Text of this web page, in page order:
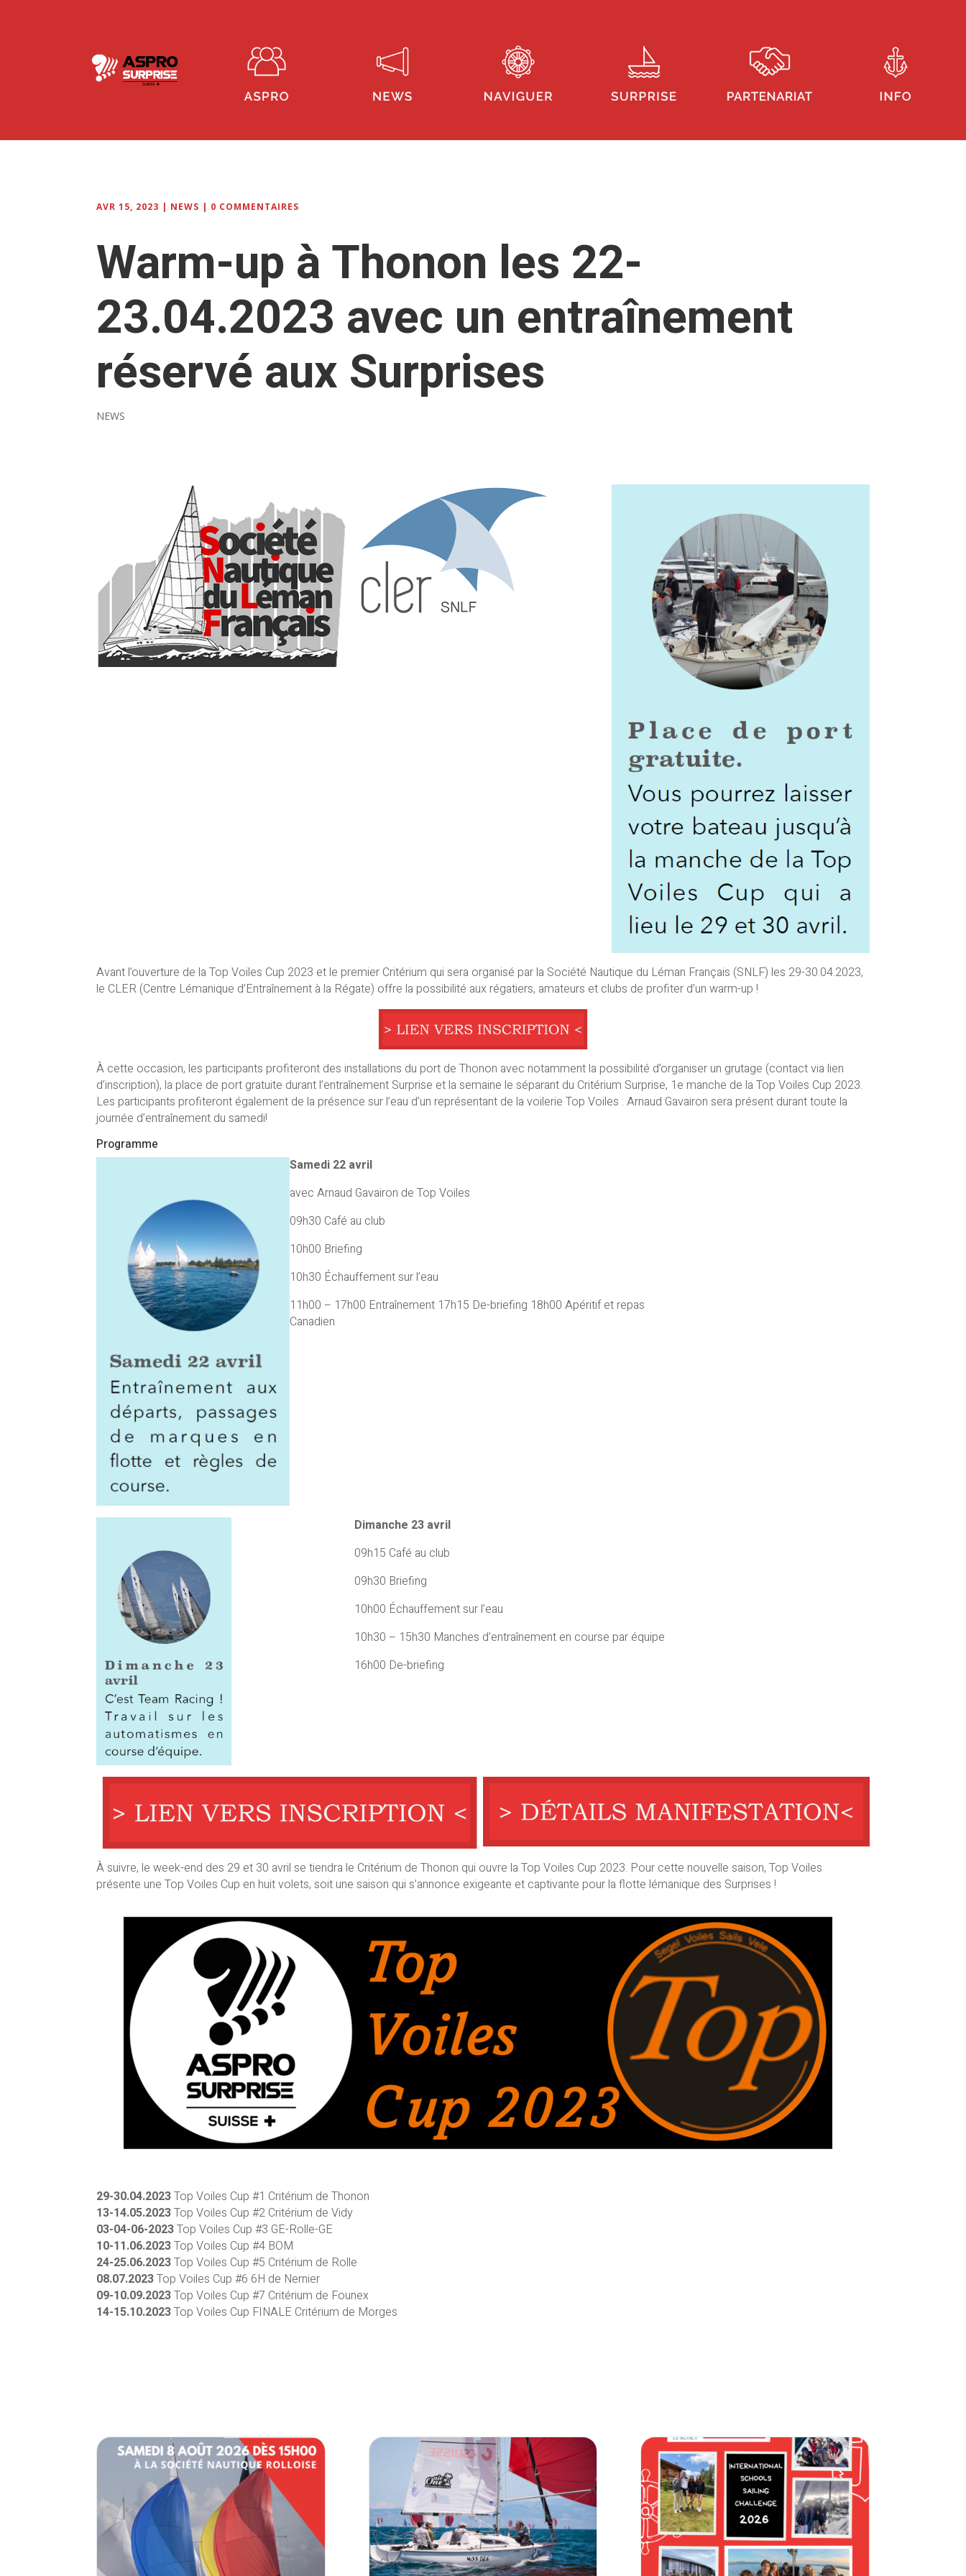
AVR 15, 2023 | NEWS | 0 COMMENTAIRES
Warm-up à Thonon les 22-
23.04.2023 avec un entraînement
réservé aux Surprises
NEWS
Avant l’ouverture de la Top Voiles Cup 2023 et le premier Critérium qui sera organisé par la Société Nautique du Léman Français (SNLF) les 29-30.04.2023,
le CLER (Centre Lémanique d’Entraînement à la Régate) offre la possibilité aux régatiers, amateurs et clubs de profiter d’un warm-up !
À cette occasion, les participants profiteront des installations du port de Thonon avec notamment la possibilité d’organiser un grutage (contact via lien
d’inscription), la place de port gratuite durant l’entraînement Surprise et la semaine le séparant du Critérium Surprise, 1e manche de la Top Voiles Cup 2023.
Les participants profiteront également de la présence sur l’eau d’un représentant de la voilerie Top Voiles : Arnaud Gavairon sera présent durant toute la
journée d’entraînement du samedi!
Programme
Samedi 22 avril
avec Arnaud Gavairon de Top Voiles
09h30 Café au club
10h00 Briefing
10h30 Échauffement sur l’eau
11h00 – 17h00 Entraînement 17h15 De-briefing 18h00 Apéritif et repas
Canadien
Dimanche 23 avril
09h15 Café au club
09h30 Briefing
10h00 Échauffement sur l’eau
10h30 – 15h30 Manches d’entraînement en course par équipe
16h00 De-briefing
À suivre, le week-end des 29 et 30 avril se tiendra le Critérium de Thonon qui ouvre la Top Voiles Cup 2023. Pour cette nouvelle saison, Top Voiles
présente une Top Voiles Cup en huit volets, soit une saison qui s’annonce exigeante et captivante pour la flotte lémanique des Surprises !
29-30.04.2023Top Voiles Cup #1 Critérium de Thonon
13-14.05.2023Top Voiles Cup #2 Critérium de Vidy
03-04-06-2023Top Voiles Cup #3 GE-Rolle-GE
10-11.06.2023Top Voiles Cup #4 BOM
24-25.06.2023Top Voiles Cup #5 Critérium de Rolle
08.07.2023Top Voiles Cup #6 6H de Nernier
09-10.09.2023Top Voiles Cup #7 Critérium de Founex
14-15.10.2023Top Voiles Cup FINALE Critérium de Morges